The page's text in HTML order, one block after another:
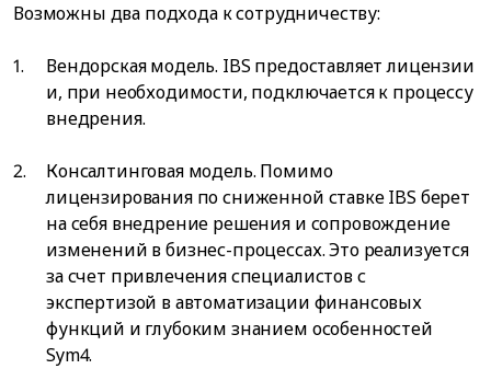
Возможны два подхода к сотрудничеству:
Вендорская модель. IBS предоставляет лицензии
и, при необходимости, подключается к процессу
внедрения.
Консалтинговая модель. Помимо
лицензирования по сниженной ставке IBS берет
на себя внедрение решения и сопровождение
изменений в бизнес-процессах. Это реализуется
за счет привлечения специалистов с
экспертизой в автоматизации финансовых
функций и глубоким знанием особенностей
Sym4.